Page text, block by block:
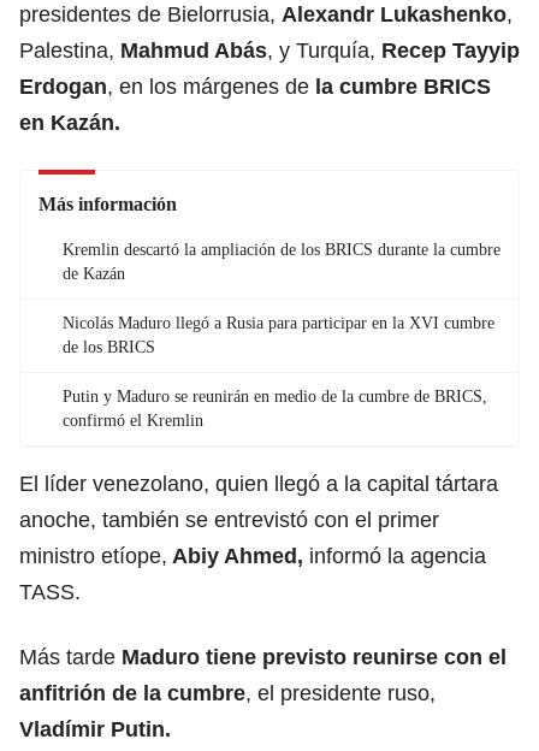
presidentes de Bielorrusia, Alexandr Lukashenko,
Palestina, Mahmud Abás, y Turquía, Recep Tayyip
Erdogan, en los márgenes de la cumbre BRICS
en Kazán.
Más información
Kremlin descartó la ampliación de los BRICS durante la cumbre
de Kazán
Nicolás Maduro llegó a Rusia para participar en la XVI cumbre
de los BRICS
Putin y Maduro se reunirán en medio de la cumbre de BRICS,
confirmó el Kremlin
El líder venezolano, quien llegó a la capital tártara
anoche, también se entrevistó con el primer
ministro etíope, Abiy Ahmed, informó la agencia
TASS.
Más tarde Maduro tiene previsto reunirse con el
anfitrión de la cumbre, el presidente ruso,
Vladímir Putin.